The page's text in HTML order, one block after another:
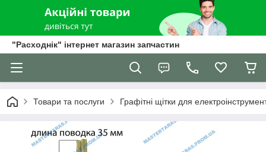
"Расходнік" інтернет магазин запчастин
Товари та послуги Графітні щітки для